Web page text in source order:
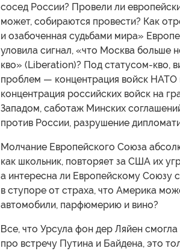
сосед России? Провели ли
может, собираются провести? Как
и озабоченная судьбами мира»
уловила сигнал, «что Москва больше
кво» (Liberation)? Под статусом-кво,
проблем — концентрация войск НАТО
концентрация российских войск на
Западом, саботаж Минских
против России, разрушение
Молчание Европейского Союза
как школьник, повторяет за США их
а интересна ли Европейскому Союзу
в ступоре от страха, что Америка
автомобили, парфюмерию и вино?
Все, что Урсула фон дер Ляйен
про встречу Путина и Байдена, это